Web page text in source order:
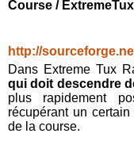
Course /
http://
Dans Extreme Tux
qui doit descendre
plus rapidement
récupérant un
de la course.